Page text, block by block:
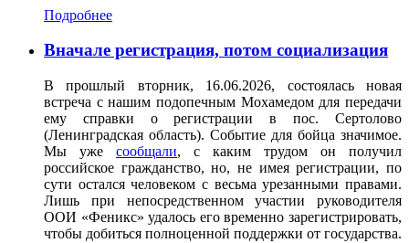
Подробнее
Вначале регистрация, потом социализация
В прошлый вторник, 16.06.2026, состоялась новая
встреча с нашим подопечным Мохамедом для передачи
ему справки о регистрации в пос. Сертолово
(Ленинградская область). Событие для бойца значимое.
Мы уже сообщали, с каким трудом он получил
российское гражданство, но, не имея регистрации, по
сути остался человеком с весьма урезанными правами.
Лишь при непосредственном участии руководителя
ООИ «Феникс» удалось его временно зарегистрировать,
чтобы добиться полноценной поддержки от государства.